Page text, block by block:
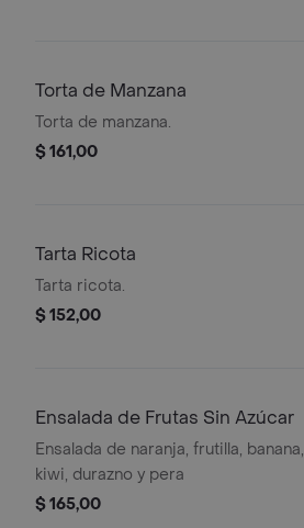
Torta de Manzana
Torta de manzana.
$ 161,00
Tarta Ricota
Tarta ricota.
$ 152,00
Ensalada de Frutas Sin Azúcar
Ensalada de naranja, frutilla, banana,
kiwi, durazno y pera
$ 165,00